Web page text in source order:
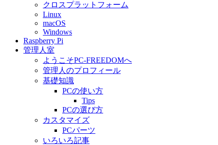
クロスプラットフォーム
Linux
macOS
Windows
Raspberry Pi
管理人室
ようこそPC-FREEDOMへ
管理人のプロフィール
基礎知識
PCの使い方
Tips
PCの選び方
カスタマイズ
PCパーツ
いろいろ記事